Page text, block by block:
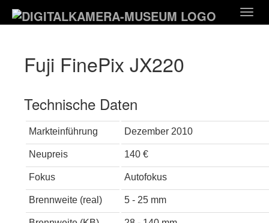
Hauptinhalt
Fuji FinePix JX220
Technische Daten
Markteinführung Dezember 2010
Neupreis 140 €
Fokus Autofokus
Brennweite (real) 5 - 25 mm